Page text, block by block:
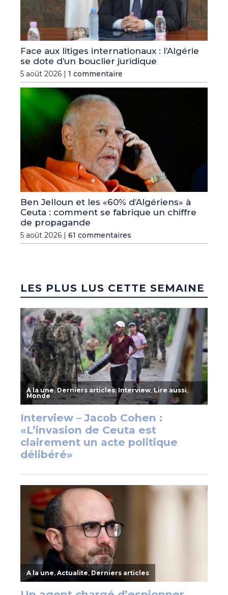
Face aux litiges internationaux : l’Algérie
se dote d’un bouclier juridique
5 août 2026 | 1 commentaire
Ben Jelloun et les «60% d’Algériens» à
Ceuta : comment se fabrique un chiffre
de propagande
5 août 2026 | 61 commentaires
LES PLUS LUS CETTE SEMAINE